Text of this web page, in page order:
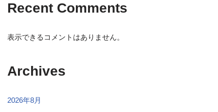
Recent Comments
表示できるコメントはありません。
Archives
2026年8月